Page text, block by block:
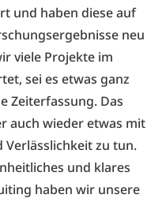
und haben diese auf
neu
viele Projekte im
sei es etwas ganz
Zeiterfassung. Das
auch wieder etwas mit
zu tun.
und klares
haben wir unsere